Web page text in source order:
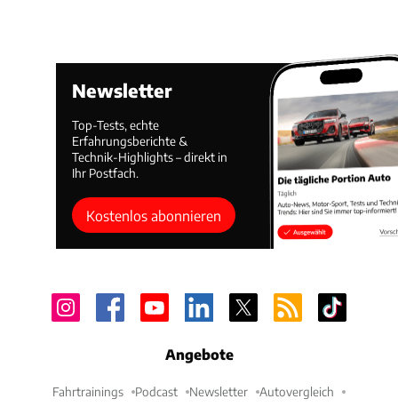
Newsletter
Top-Tests, echte
Erfahrungsberichte &
Technik-Highlights – direkt in
Ihr Postfach.
Kostenlos abonnieren
Angebote
Fahrtrainings Podcast Newsletter Autovergleich